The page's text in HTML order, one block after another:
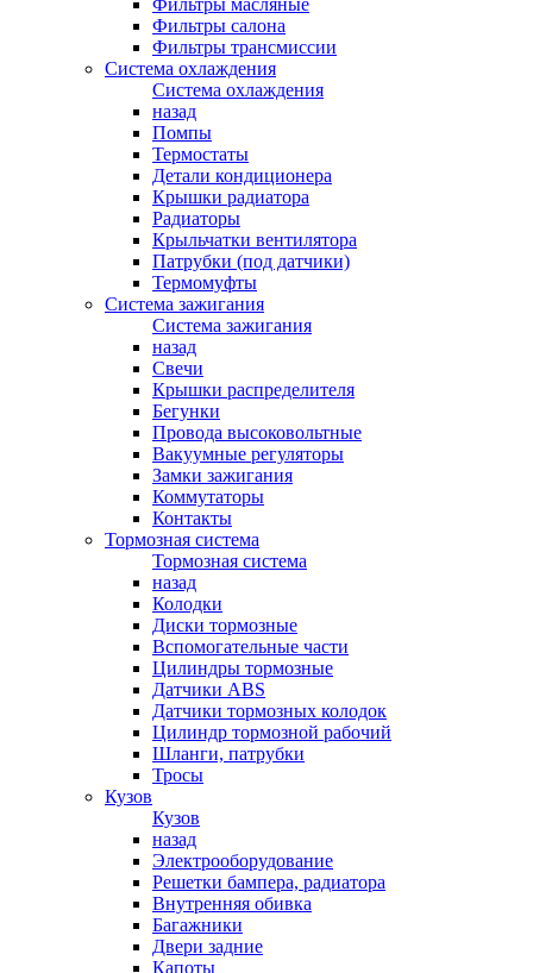
Фильтры масляные
Фильтры салона
Фильтры трансмиссии
Система охлаждения
Система охлаждения
назад
Помпы
Термостаты
Детали кондиционера
Крышки радиатора
Радиаторы
Крыльчатки вентилятора
Патрубки (под датчики)
Термомуфты
Система зажигания
Система зажигания
назад
Свечи
Крышки распределителя
Бегунки
Провода высоковольтные
Вакуумные регуляторы
Замки зажигания
Коммутаторы
Контакты
Тормозная система
Тормозная система
назад
Колодки
Диски тормозные
Вспомогательные части
Цилиндры тормозные
Датчики ABS
Датчики тормозных колодок
Цилиндр тормозной рабочий
Шланги, патрубки
Тросы
Кузов
Кузов
назад
Электрооборудование
Решетки бампера, радиатора
Внутренняя обивка
Багажники
Двери задние
Капоты